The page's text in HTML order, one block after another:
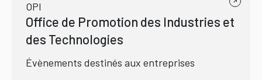
OPI
Office de Promotion des Industries et
des Technologies
Évènements destinés aux entreprises